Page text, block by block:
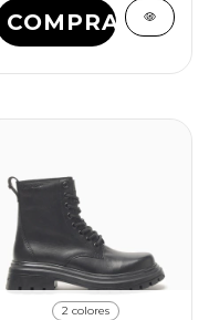
COMPRAR
2 colores